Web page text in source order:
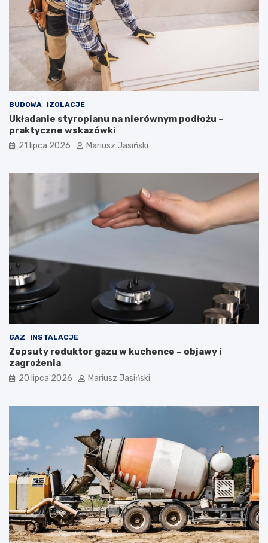
BUDOWA IZOLACJE
Układanie styropianu na nierównym podłożu –
praktyczne wskazówki
21 lipca 2026 Mariusz Jasiński
GAZ INSTALACJE
Zepsuty reduktor gazu w kuchence – objawy i
zagrożenia
20 lipca 2026 Mariusz Jasiński